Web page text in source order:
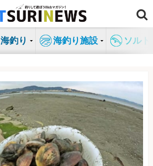
海釣り 海釣り施設 ソル